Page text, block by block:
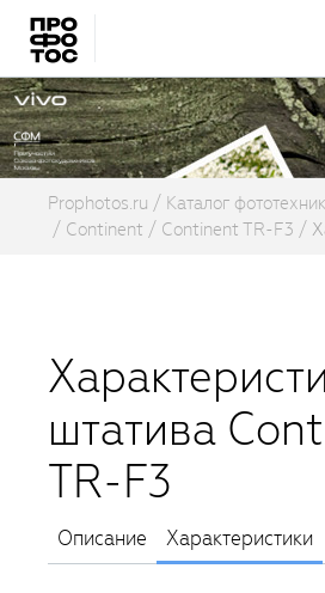
Prophotos.ru Каталог
Continent
Continent TR-F3
штатива
TR-F3
Описание Характеристики